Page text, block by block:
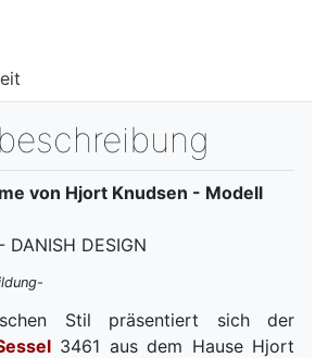
von Hjort Knudsen - Modell
DESIGN
Stil präsentiert sich der
3461 aus dem Hause Hjort